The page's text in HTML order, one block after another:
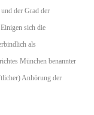
der Grad der
sich die
als
München benannter
Anhörung der